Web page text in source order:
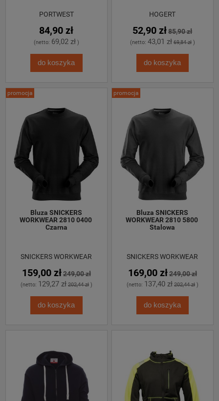
PORTWEST
84,90 zł
(netto: 69,02 zł)
do koszyka
HOGERT
52,90 zł 85,90 zł
(netto: 43,01 zł 69,84 zł)
do koszyka
WORKWEAR 2810 0400
Czarna
SNICKERS WORKWEAR
159,00 zł249,00 zł
(netto: 129,27 zł 202,44 zł)
do koszyka
promocja
WORKWEAR 2810 5800
Stalowa
SNICKERS WORKWEAR
169,00 zł249,00 zł
(netto: 137,40 zł 202,44 zł)
do koszyka
promocja